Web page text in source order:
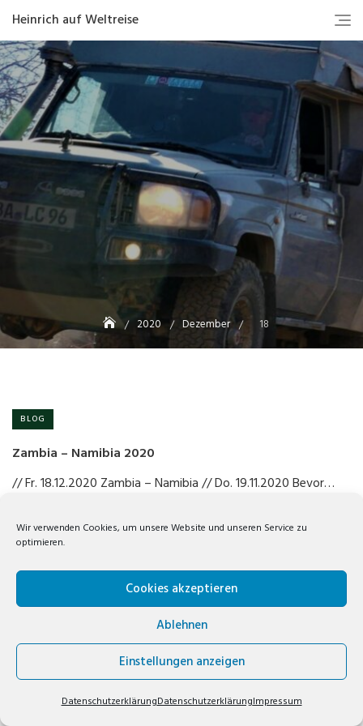
Wir verwenden Cookies, um unsere Website und unseren Service zu
optimieren.
Cookies akzeptieren
Ablehnen
Einstellungen anzeigen
DatenschutzerklärungDatenschutzerklärungImpressum
Heinrich auf Weltreise
2020 Dezember 18
BLOG
Zambia – Namibia 2020
// Fr. 18.12.2020 Zambia – Namibia // Do. 19.11.2020 Bevor…
2
VOLKER WREDE// COPYRIGHT © 2019. TRAVELBIZ THEME BYKEON
THEMES
FACEBOOK INSTAGRAM E-MAIL